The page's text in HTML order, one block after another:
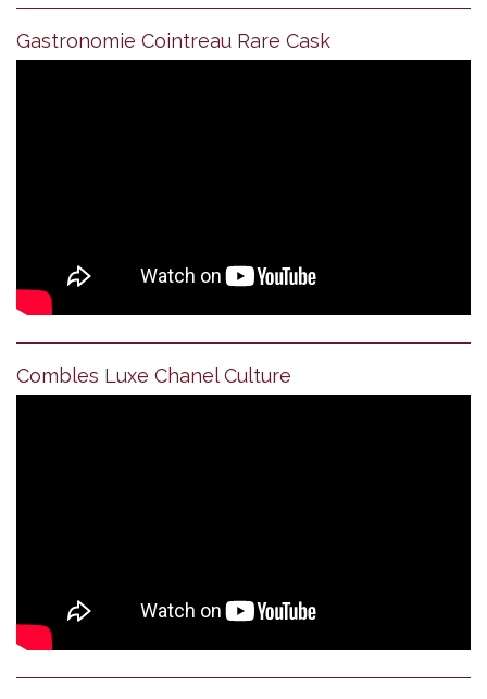
Gastronomie Cointreau Rare Cask
Combles Luxe Chanel Culture